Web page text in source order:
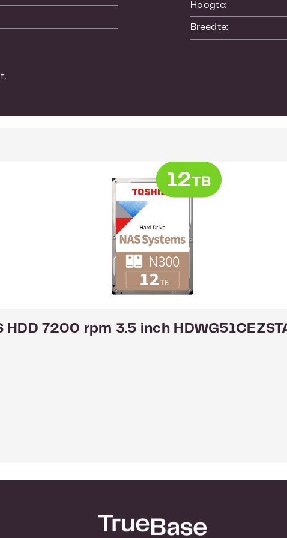
en bereiken een maximum. 180 TB/jaar
desktop harde schijven.
biedt dan andere conventionele
en hoge leessnelheid worden mogelijk
van meerdere gebruikers dankzij
MB. Dit maakt de schijf geschikt voor kleine
die oplossingen zoeken voor het verwerken
multi-RAID NAS-omgevingen.
cachetoewijzing
cachetechnologie van Toshiba, een
bufferbeheer, optimaliseert hoe de cache
om de hoge prestaties te leveren die door
Hoogte:
Breedte:
HDD 7200 rpm 3.5 inch